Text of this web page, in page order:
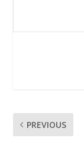
PREVIOUS